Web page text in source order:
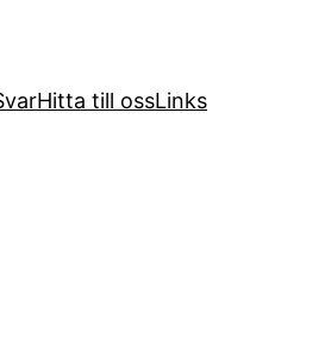
Hitta till ossLinks